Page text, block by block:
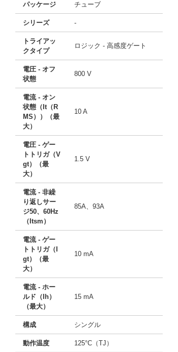
パッケージ チューブ
シリーズ -
トライアッ
クタイプ
ロジック - 高感度ゲート
電圧 - オフ
状態
800 V
電流 - オン
状態（It（R
MS））（最
大）
10 A
電圧 - ゲー
トトリガ（V
gt）（最
大）
1.5 V
電流 - 非繰
り返しサー
ジ50、60Hz
（Itsm）
85A、93A
電流 - ゲー
トトリガ（I
gt）（最
大）
10 mA
電流 - ホー
ルド（Ih）
（最大）
15 mA
構成 シングル
動作温度 125°C（TJ）